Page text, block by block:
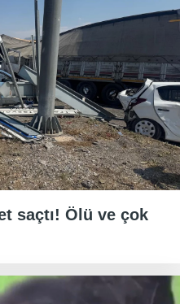
saçtı! Ölü ve çok